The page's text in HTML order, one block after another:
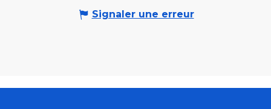
Signaler une erreur